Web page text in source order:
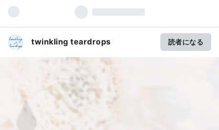
twinkling teardrops 読者になる